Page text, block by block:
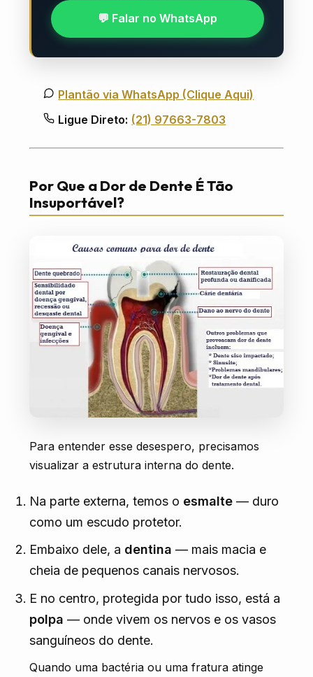
💬 Falar no WhatsApp
Plantão via WhatsApp (Clique Aqui)
Ligue Direto: (21) 97663-7803
Por Que a Dor de Dente É Tão
Insuportável?
Para entender esse desespero, precisamos
visualizar a estrutura interna do dente.
Na parte externa, temos o esmalte— duro
como um escudo protetor.
Embaixo dele, a dentina — mais macia e
cheia de pequenos canais nervosos.
E no centro, protegida por tudo isso, está a
polpa — onde vivem os nervos e os vasos
sanguíneos do dente.
Quando uma bactéria ou uma fratura atinge